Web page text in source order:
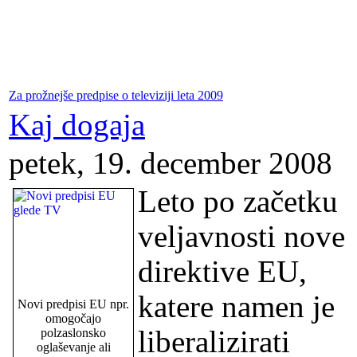
Za prožnejše predpise o televiziji leta 2009
Kaj dogaja
petek, 19. december 2008
Novi predpisi EU npr.
omogočajo
polzaslonsko
oglaševanje ali
Leto po začetku
veljavnosti nove
direktive EU,
katere namen je
liberalizirati